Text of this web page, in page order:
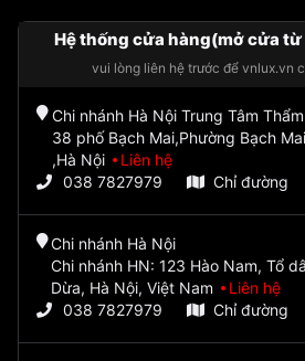
Hệ thống cửa hàng(mở cửa
vui lòng liên hệ trước để vnlux.vn
Chi nhánh Hà Nội Trung Tâm
38 phố Bạch Mai,Phường Bạch
,Hà Nội
Liên hệ
038 7827979
Chỉ đường
Chi nhánh Hà Nội
Chi nhánh HN: 123 Hào Nam, Tổ
Dừa, Hà Nội, Việt Nam
Liên hệ
038 7827979
Chỉ đường